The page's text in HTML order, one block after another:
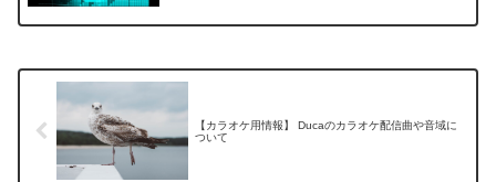
【カラオケ用情報】 Ducaのカラオケ配信曲や音域に
ついて